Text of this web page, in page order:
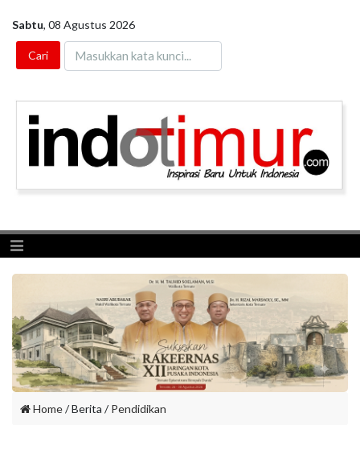
Sabtu, 08 Agustus 2026
Toggle navigation
Home/ Berita /Pendidikan